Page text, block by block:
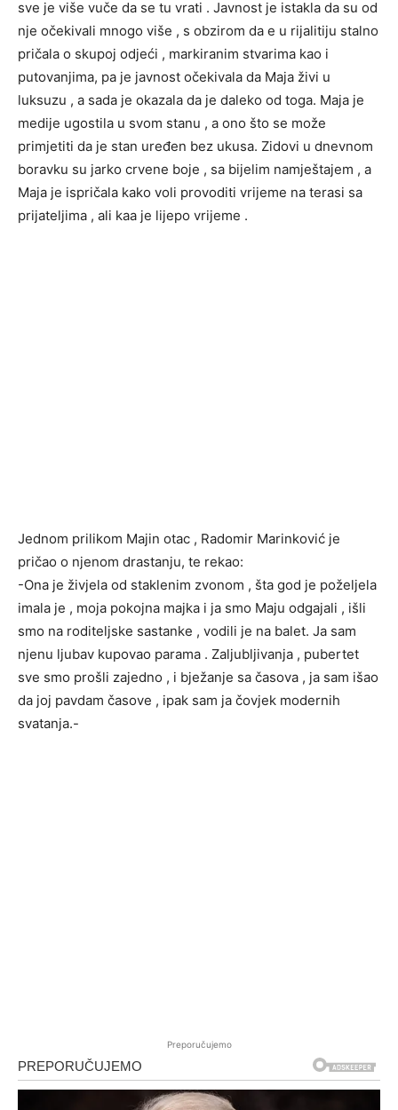
sve je više vuče da se tu vrati . Javnost je istakla da su od
nje očekivali mnogo više , s obzirom da e u rijalitiju stalno
pričala o skupoj odjeći , markiranim stvarima kao i
putovanjima, pa je javnost očekivala da Maja živi u
luksuzu , a sada je okazala da je daleko od toga. Maja je
medije ugostila u svom stanu , a ono što se može
primjetiti da je stan uređen bez ukusa. Zidovi u dnevnom
boravku su jarko crvene boje , sa bijelim namještajem , a
Maja je ispričala kako voli provoditi vrijeme na terasi sa
prijateljima , ali kaa je lijepo vrijeme .
Jednom prilikom Majin otac , Radomir Marinković je
pričao o njenom drastanju, te rekao:
-Ona je živjela od staklenim zvonom , šta god je poželjela
imala je , moja pokojna majka i ja smo Maju odgajali , išli
smo na roditeljske sastanke , vodili je na balet. Ja sam
njenu ljubav kupovao parama . Zaljubljivanja , pubertet
sve smo prošli zajedno , i bježanje sa časova , ja sam išao
da joj pavdam časove , ipak sam ja čovjek modernih
svatanja.-
Preporučujemo